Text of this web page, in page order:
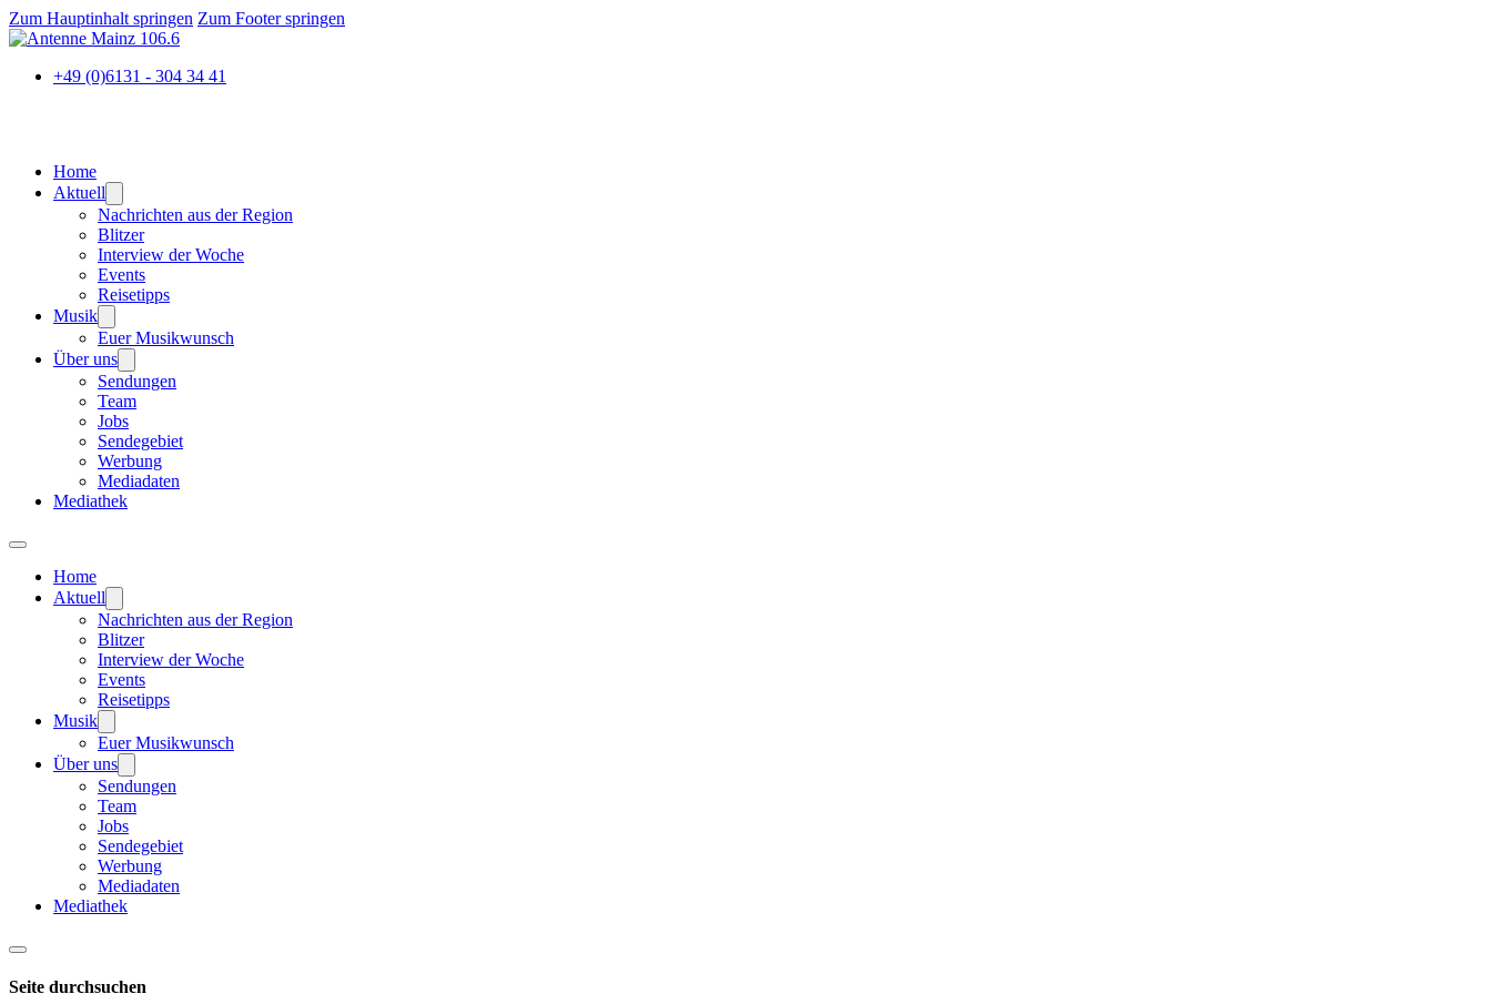
Zum Hauptinhalt springen Zum Footer springen
+49 (0)6131 - 304 34 41
Home
Aktuell
Nachrichten aus der Region
Blitzer
Interview der Woche
Events
Reisetipps
Musik
Euer Musikwunsch
Über uns
Sendungen
Team
Jobs
Sendegebiet
Werbung
Mediadaten
Mediathek
Home
Aktuell
Nachrichten aus der Region
Blitzer
Interview der Woche
Events
Reisetipps
Musik
Euer Musikwunsch
Über uns
Sendungen
Team
Jobs
Sendegebiet
Werbung
Mediadaten
Mediathek
Seite durchsuchen